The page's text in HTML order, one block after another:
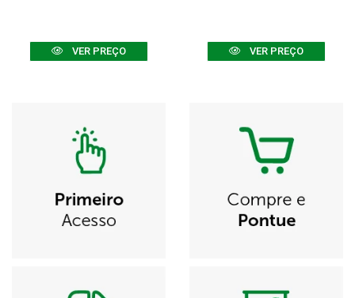
VER PREÇO VER PREÇO